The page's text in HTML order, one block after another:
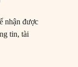
nhận được
tin, tài